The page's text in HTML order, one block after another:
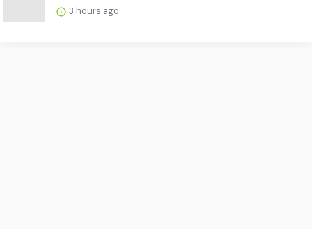
3 hours ago